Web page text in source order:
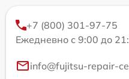
+7 (800) 301-97-75
Ежедневно с 9:00 до
info@fujitsu-repair-